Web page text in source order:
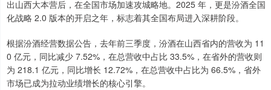
出山西大本营后，在全国市场加速攻城略地。2025 年，更是汾酒全国
化战略 2.0 版本的开启之年，标志着其全国布局进入深耕阶段。
根据汾酒经营数据公告，去年前三季度，汾酒在山西省内的营收为 11
0 亿元，同比减少 7.52%，在总营收中占比 33.5%，在省外的营收则
为 218.1 亿元，同比增长 12.72%，在总营收中占比为 66.5%，省外
市场已成为拉动业绩增长的核心引擎。